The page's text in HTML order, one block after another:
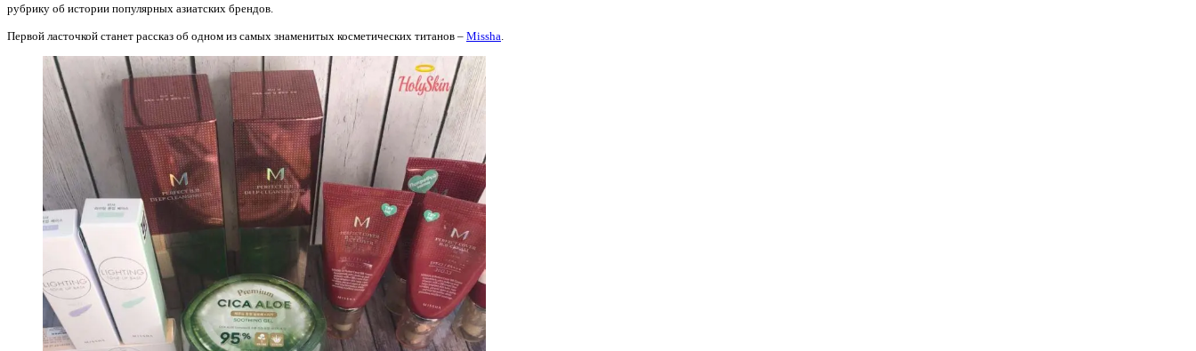
рубрику об истории популярных азиатских брендов.
Первой ласточкой станет рассказ об одном из самых знаменитых косметических титанов – Missha